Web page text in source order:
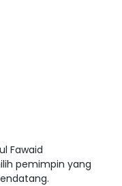
Fawaid
pemimpin yang